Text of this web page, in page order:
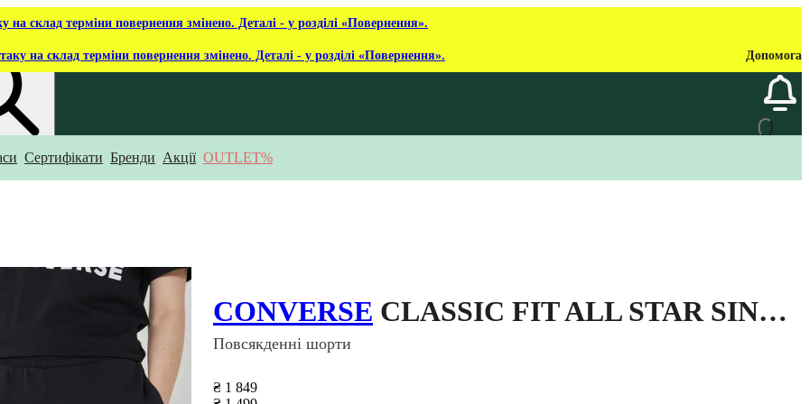
на склад терміни повернення змінено. Деталі - у розділі «Повернення».
на склад терміни повернення змінено. Деталі - у розділі «Повернення». Допомога
Сертифікати Бренди Акції OUTLET%
CONVERSE CLASSIC FIT ALL STAR SINGLE SC
Повсякденні шорти
₴ 1 849